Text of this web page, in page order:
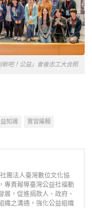
吧！公益」會後志工大合照
知識 實習編輯
團法人臺灣數位文化協
專責報導臺灣公益社福動
展，促進捐款人、政府、
織之溝通，強化公益組織